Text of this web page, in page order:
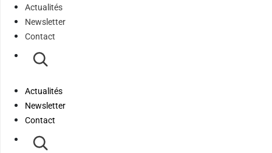
Actualités
Newsletter
Contact
Actualités
Newsletter
Contact